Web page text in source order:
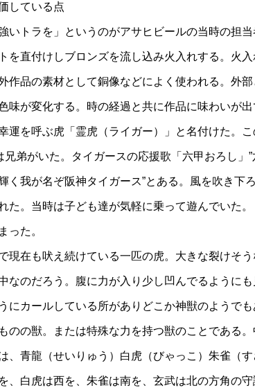
している点
いトラを」というのがアサヒビールの当時の担
を直付けしブロンズを流し込み火入れする。火
作品の素材として銅像などによく使われる。外
味が変化する。時の経過と共に作品に味わいが出
運を呼ぶ虎「霊虎（ライガー）」と名付けた。
兄弟がいた。タイガースの応援歌「六甲おろし」
く我が名ぞ阪神タイガース”とある。風を吹き下
た。当時は子ども達が気軽に乗って遊んでいた
った。
現在も吠え続けている一匹の虎。大きな裂けそ
なのだろう。腹に力が入り少し凹んでるように
にカールしている所がありどこか神獣のようでも
のの獣。または特殊な力を持つ獣のことである
、青龍（せいりゅう）白虎（びゃっこ）朱雀（
、白虎は西を、朱雀は南を、玄武は北の方角の